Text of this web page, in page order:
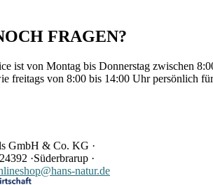
FRAGEN?
ist von Montag bis Donnerstag zwischen
freitags von 8:00 bis 14:00 Uhr persönlich für
GmbH & Co. KG ·
24392 ·Süderbrarup ·
natur.de